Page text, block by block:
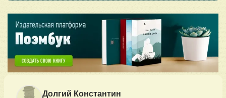
Долгий Константин